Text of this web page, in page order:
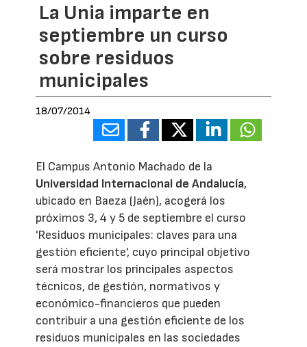
La Unia imparte en
septiembre un curso
sobre residuos
municipales
18/07/2014
El Campus Antonio Machado de la
Universidad Internacional de Andalucía,
ubicado en Baeza (Jaén), acogerá los
próximos 3, 4 y 5 de septiembre el curso
'Residuos municipales: claves para una
gestión eficiente', cuyo principal objetivo
será mostrar los principales aspectos
técnicos, de gestión, normativos y
económico-financieros que pueden
contribuir a una gestión eficiente de los
residuos municipales en las sociedades